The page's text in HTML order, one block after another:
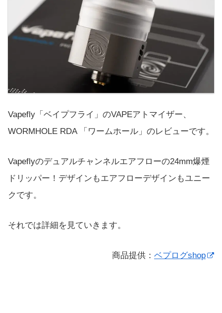
Vapefly「ベイプフライ」のVAPEアトマイザー、
WORMHOLE RDA 「ワームホール」のレビューです。
Vapeflyのデュアルチャンネルエアフローの24mm爆煙
ドリッパー！デザインもエアフローデザインもユニー
クです。
それでは詳細を見ていきます。
商品提供： ベプログshop